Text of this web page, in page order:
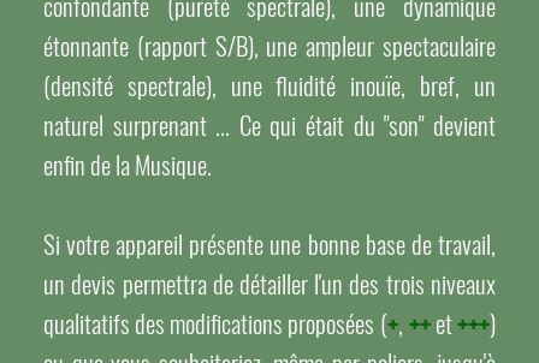
étonnante (rapport S/B), une ampleur spectaculaire
(densité spectrale), une fluidité inouïe, bref, un
naturel surprenant ... Ce qui était du "son" devient
enfin de la Musique.
Si votre appareil présente une bonne base de travail,
un devis permettra de détailler l'un des trois niveaux
qualitatifs des modifications proposées (+,++et+++)